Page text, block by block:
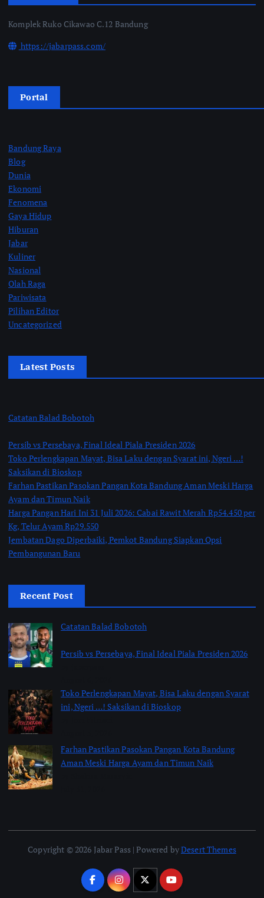
Komplek Ruko Cikawao C.12 Bandung
https://jabarpass.com/
Portal
Bandung Raya
Blog
Dunia
Ekonomi
Fenomena
Gaya Hidup
Hiburan
Jabar
Kuliner
Nasional
Olah Raga
Pariwisata
Pilihan Editor
Uncategorized
Latest Posts
Catatan Balad Bobotoh
Persib vs Persebaya, Final Ideal Piala Presiden 2026
Toko Perlengkapan Mayat, Bisa Laku dengan Syarat ini, Ngeri …!
Saksikan di Bioskop
Farhan Pastikan Pasokan Pangan Kota Bandung Aman Meski Harga
Ayam dan Timun Naik
Harga Pangan Hari Ini 31 Juli 2026: Cabai Rawit Merah Rp54.450 per
Kg, Telur Ayam Rp29.550
Jembatan Dago Diperbaiki, Pemkot Bandung Siapkan Opsi
Pembangunan Baru
Recent Post
Catatan Balad Bobotoh
Persib vs Persebaya, Final Ideal Piala Presiden 2026
Toko Perlengkapan Mayat, Bisa Laku dengan Syarat
ini, Ngeri …! Saksikan di Bioskop
Farhan Pastikan Pasokan Pangan Kota Bandung
Aman Meski Harga Ayam dan Timun Naik
Copyright © 2026 Jabar Pass | Powered byDesert Themes